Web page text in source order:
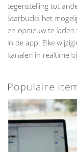
tegenstelling tot
Starbucks het
en opnieuw te laden
in de app. Elke
kanalen in realtime
Populaire